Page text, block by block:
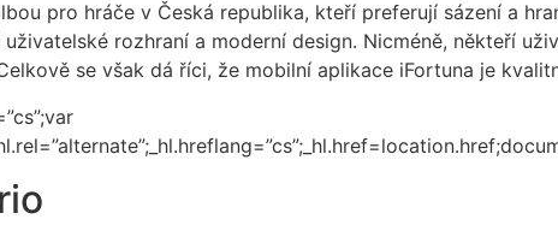
pro hráče v Česká republika, kteří preferují sázení a
rozhraní a moderní design. Nicméně, někteří
se však dá říci, že mobilní aplikace iFortuna je